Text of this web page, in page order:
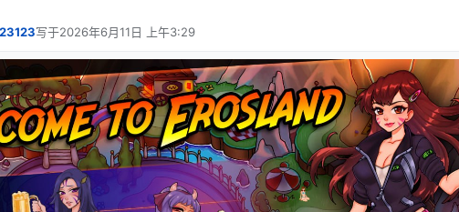
写于2026年6月11日 上午3:29
最后由 编辑